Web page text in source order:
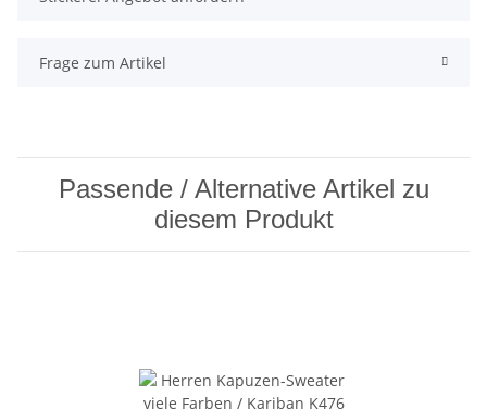
Frage zum Artikel
Passende / Alternative Artikel zu
diesem Produkt